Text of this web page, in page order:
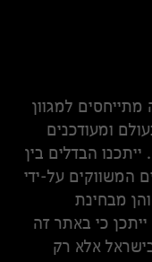
למגוון
ומעודכנים
הבדלים בין
המשווקים על-ידי
מבחינת
כי באתר זה
אלא רק